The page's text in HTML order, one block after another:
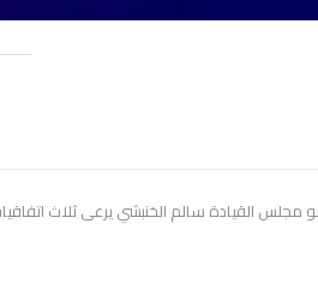
مجلس القيادة سالم الخنبشي يرعى ثلاث